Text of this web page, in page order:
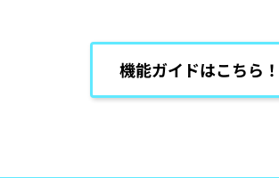
機能ガイドはこちら！